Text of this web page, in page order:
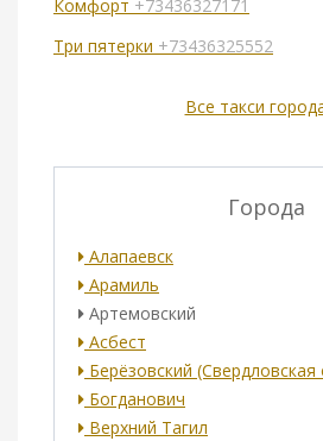
Комфорт +73436327171
Три пятерки +73436325552
Все такси
Города
Алапаевск
Арамиль
Артемовский
Асбест
Берёзовский (Свердловская
Богданович
Верхний Тагил